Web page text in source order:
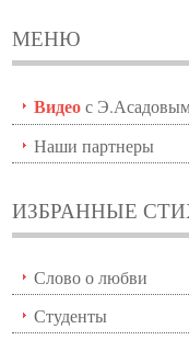
МЕНЮ
Видеос
Наши партнеры
ИЗБРАННЫЕ
Слово о любви
Студенты